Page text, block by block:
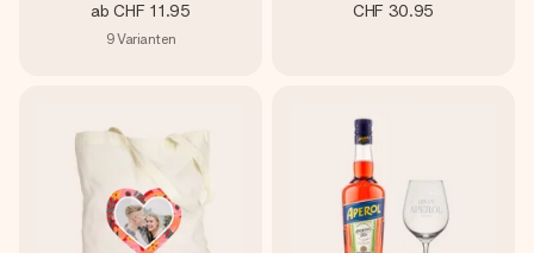
ab CHF 11.95
9Varianten
CHF 30.95